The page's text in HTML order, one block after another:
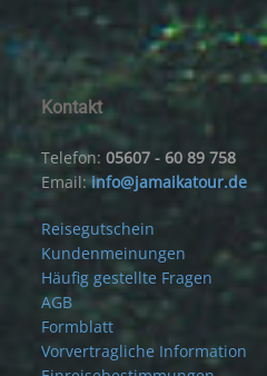
Kontakt
Telefon:05607 - 60 89 758
Email:info@jamaikatour.de
Reisegutschein
Kundenmeinungen
Häufig gestellte Fragen
AGB
Formblatt
Vorvertragliche Information